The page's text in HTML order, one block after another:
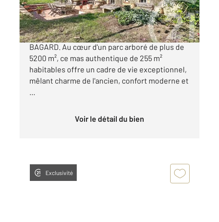
499 000 €
À Vendre Mas Authentique avec Piscine à
BAGARD. Au cœur d'un parc arboré de plus de
5200 m², ce mas authentique de 255 m²
habitables offre un cadre de vie exceptionnel,
mêlant charme de l'ancien, confort moderne et
...
Voir le détail du bien
Exclusivité